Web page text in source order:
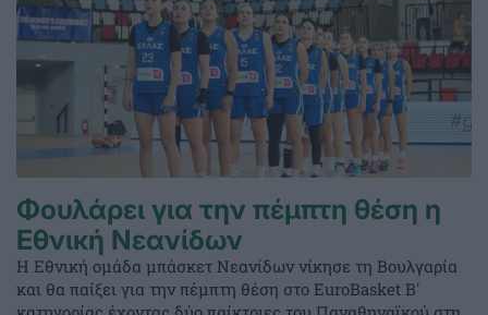
Φουλάρει για την πέμπτη θέση η
Εθνική Νεανίδων
Η Εθνική ομάδα μπάσκετ Νεανίδων νίκησε τη Βουλγαρία
και θα παίξει για την πέμπτη θέση στο EuroBasket Β'